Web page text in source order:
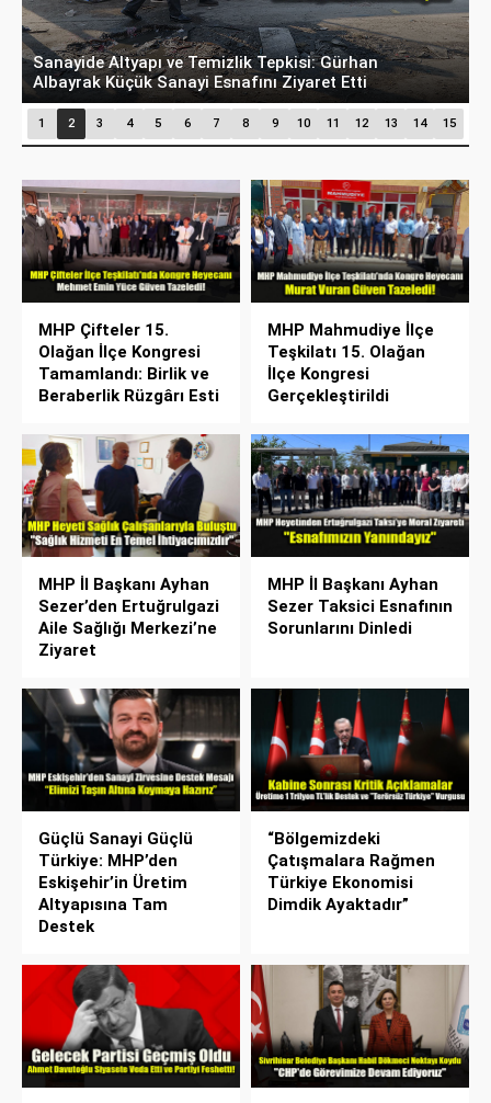
Hani Eskişehir Kaleydi? Yeni Parti’ye Geçişte
Hesaplar Tutmadı!
1 2 3 4 5 6 7 8 9 10 11 12 13 14 15
MHP Çifteler 15.
Olağan İlçe Kongresi
Tamamlandı: Birlik ve
Beraberlik Rüzgârı Esti
MHP Mahmudiye İlçe
Teşkilatı 15. Olağan
İlçe Kongresi
Gerçekleştirildi
MHP İl Başkanı Ayhan
Sezer’den Ertuğrulgazi
Aile Sağlığı Merkezi’ne
Ziyaret
MHP İl Başkanı Ayhan
Sezer Taksici Esnafının
Sorunlarını Dinledi
Güçlü Sanayi Güçlü
Türkiye: MHP’den
Eskişehir’in Üretim
Altyapısına Tam
Destek
“Bölgemizdeki
Çatışmalara Rağmen
Türkiye Ekonomisi
Dimdik Ayaktadır”